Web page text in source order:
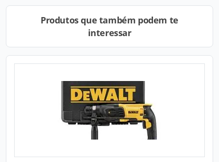
Produtos que também podem te
interessar